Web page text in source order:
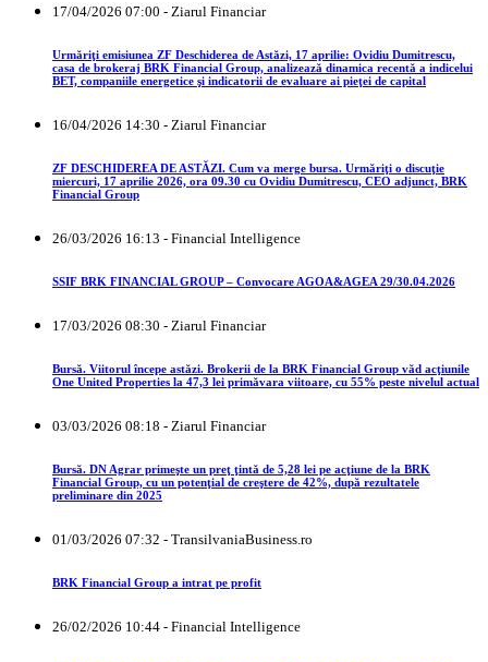
17/04/2026 07:00 - Ziarul Financiar
Urmăriţi emisiunea ZF Deschiderea de Astăzi, 17 aprilie: Ovidiu Dumitrescu,
casa de brokeraj BRK Financial Group, analizează dinamica recentă a indicelui
BET, companiile energetice şi indicatorii de evaluare ai pieţei de capital
16/04/2026 14:30 - Ziarul Financiar
ZF DESCHIDEREA DE ASTĂZI. Cum va merge bursa. Urmăriţi o discuţie
miercuri, 17 aprilie 2026, ora 09.30 cu Ovidiu Dumitrescu, CEO adjunct, BRK
Financial Group
26/03/2026 16:13 - Financial Intelligence
SSIF BRK FINANCIAL GROUP – Convocare AGOA&AGEA 29/30.04.2026
17/03/2026 08:30 - Ziarul Financiar
Bursă. Viitorul începe astăzi. Brokerii de la BRK Financial Group văd acţiunile
One United Properties la 47,3 lei primăvara viitoare, cu 55% peste nivelul actual
03/03/2026 08:18 - Ziarul Financiar
Bursă. DN Agrar primeşte un preţ ţintă de 5,28 lei pe acţiune de la BRK
Financial Group, cu un potenţial de creştere de 42%, după rezultatele
preliminare din 2025
01/03/2026 07:32 - TransilvaniaBusiness.ro
BRK Financial Group a intrat pe profit
26/02/2026 10:44 - Financial Intelligence